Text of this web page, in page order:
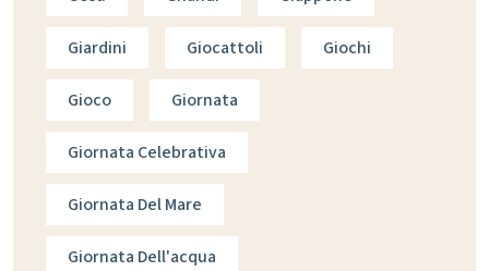
Giardini Giocattoli Giochi
Gioco Giornata
Giornata Celebrativa
Giornata Del Mare
Giornata Dell'acqua